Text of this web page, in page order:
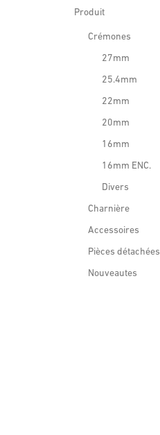
Produit
Crémones
27mm
25.4mm
22mm
20mm
16mm
16mm ENC.
Divers
Charnière
Accessoires
Pièces détachées
Nouveautes